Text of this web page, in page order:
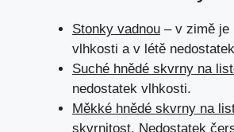
Stonky vadnou – v zimě je
vlhkosti a v létě
Suché hnědé skvrny na
nedostatek vlhkosti.
Měkké hnědé skvrny na
skvrnitost. Nedostatek